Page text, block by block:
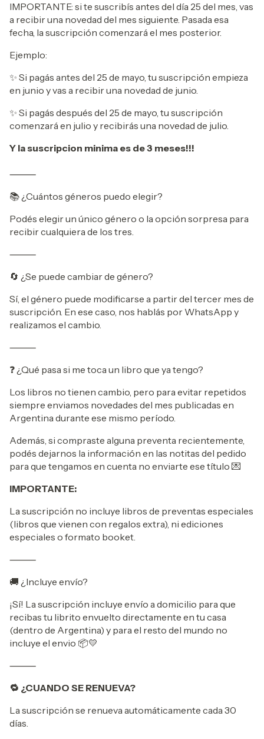
IMPORTANTE: si te suscribís antes del día 25 del mes, vas
a recibir una novedad del mes siguiente. Pasada esa
fecha, la suscripción comenzará el mes posterior.
Ejemplo:
✨ Si pagás antes del 25 de mayo, tu suscripción empieza
en junio y vas a recibir una novedad de junio.
✨ Si pagás después del 25 de mayo, tu suscripción
comenzará en julio y recibirás una novedad de julio.
Y la suscripcion minima es de 3 meses!!!
⸻
📚 ¿Cuántos géneros puedo elegir?
Podés elegir un único género o la opción sorpresa para
recibir cualquiera de los tres.
⸻
🔄 ¿Se puede cambiar de género?
Sí, el género puede modificarse a partir del tercer mes de
suscripción. En ese caso, nos hablás por WhatsApp y
realizamos el cambio.
⸻
❓ ¿Qué pasa si me toca un libro que ya tengo?
Los libros no tienen cambio, pero para evitar repetidos
siempre enviamos novedades del mes publicadas en
Argentina durante ese mismo período.
Además, si compraste alguna preventa recientemente,
podés dejarnos la información en las notitas del pedido
para que tengamos en cuenta no enviarte ese título 💌
IMPORTANTE:
La suscripción no incluye libros de preventas especiales
(libros que vienen con regalos extra), ni ediciones
especiales o formato booket.
⸻
🚚 ¿Incluye envío?
¡Sí! La suscripción incluye envío a domicilio para que
recibas tu librito envuelto directamente en tu casa
(dentro de Argentina) y para el resto del mundo no
incluye el envio 📦💛
⸻
🔁 ¿CUANDO SE RENUEVA?
La suscripción se renueva automáticamente cada 30
días.